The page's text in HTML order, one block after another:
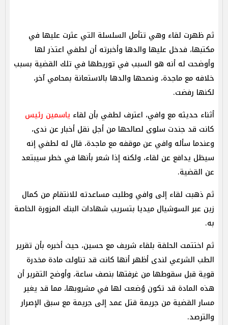
ثم ظهرت لقاء وهي تتأمل السلسلة التي عثرت عليها في
مكتبها، فدخل عليها والدها وأخبرته أن لطفي اعتذر لها
وأوضحت له أنه هو السبب في توريطها في تلك القضية بسبب
خلافه مع ماجدة، ونصحها والدها بالاستعانة بمحامي آخر،
لكنها رفضت.
أثناء حديثه مع وافي، اعترف لطفي بأن لقاء ياسمين رئيس
كانت قد جندت سلوى لصالحها من أجل نقل أخبار عن ندى،
وعندما سأله وافي عن موقفه مع ماجدة، قال له لطفي إنه
سيظل يدافع عن لقاء، ولكنه إذا شعر بأنها في خطر سيبتعد
عن القضية.
ثم ذهبت لقاء إلى وافي وطلبت مساعدته للانتقام من كمال
زين عبر السوشيال ميديا بتسريب شهادات البنك المزورة الخاصة
به.
ثم اختتمت الحلقة بلقاء شريف مع حسين، حيث أخبره بأن تقرير
الطب الشرعي لندى أظهر أنها كانت قد تناولت مادة مخدرة
قوية قبل سقوطها من غرفتها بنصف ساعة، وأوضح التقرير أن
هذه المادة قد تكون وُضعت لها في مشروبها، مما قد يغير
مسار القضية من جريمة قتل عمد إلى جريمة مع سبق الإصرار
والترصد.